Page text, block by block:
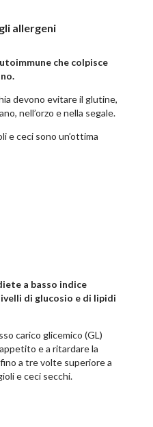
allergeni
che colpisce
devono evitare il glutine,
nell’orzo e nella segale.
e ceci sono un’ottima
a basso indice
di glucosio e di lipidi
carico glicemico (GL)
e a ritardare la
a tre volte superiore a
e ceci secchi.